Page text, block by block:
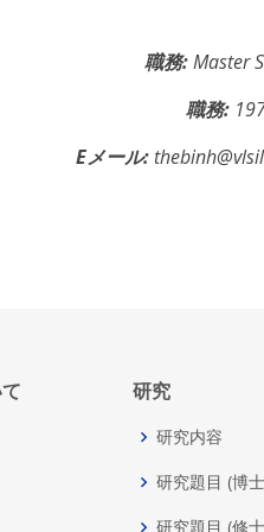
職務:Master
職務:
Eメール:
研究
研究内容
研究題目 (博
研究題目 (修